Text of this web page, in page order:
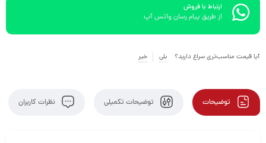
ارتباط با فروش
از طریق پیام رسان واتس آپ
آیا قیمت مناسب‌تری سراغ دارید؟ بلی خیر
توضیحات توضیحات تکمیلی نظرات کاربران